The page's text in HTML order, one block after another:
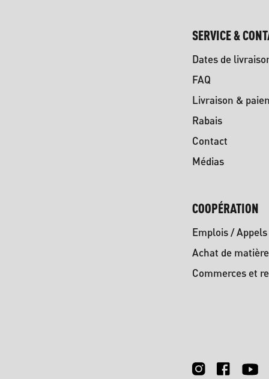
SERVICE &
Dates de
FAQ
Livraison &
Rabais
Contact
Médias
COOPÉRATION
Emplois /
Achat de
Commerces et